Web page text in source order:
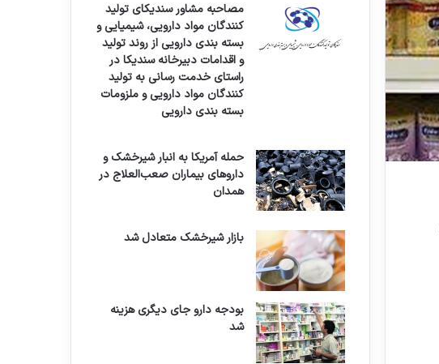
مصاحبه مشاور سندیکای تولید
کنندگان مواد دارویی، شیمیایی و
بسته بندی دارویی از روند تولید
و اقدامات دبیرخانه سندیکا در
راستای خدمت رسانی به تولید
کنندگان مواد دارویی و ملزومات
بسته بندی دارویی
حمله آمریکا به انبار شیرخشک و
داروهای بیماران صعب‌العلاج در
همدان
بازار شیرخشک متعادل شد
بودجه دارو جای دیگری هزینه
شد